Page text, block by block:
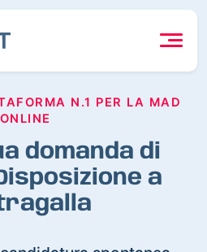
N.1 PER LA MAD
ONLINE
domanda di
a